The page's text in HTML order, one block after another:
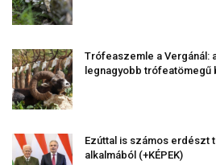
Trófeaszemle a Vergánál:
legnagyobb trófeatömegű
Ezúttal is számos erdészt
alkalmából (+KÉPEK)